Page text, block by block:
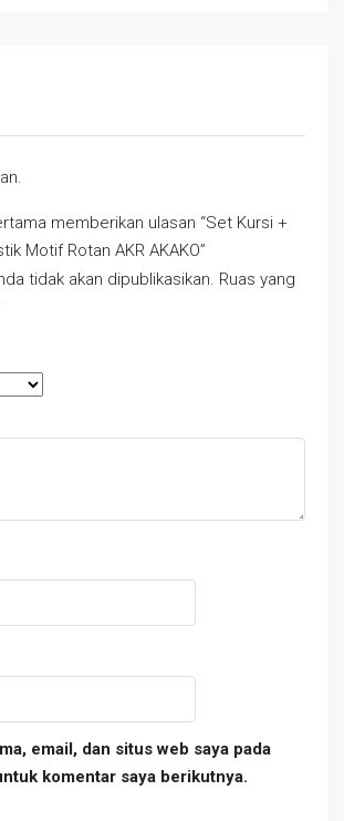
memberikan ulasan “Set Kursi +
Motif Rotan AKR AKAKO”
tidak akan dipublikasikan. Ruas yang
email, dan situs web saya pada
komentar saya berikutnya.